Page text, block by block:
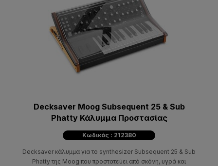
Decksaver Moog Subsequent 25 & Sub
Phatty Κάλυμμα Προστασίας
Κωδικός : 212380
Decksaver κάλυμμα για το synthesizer Subsequent 25 & Sub
Phatty της Moog που προστατεύει από σκόνη, υγρά και